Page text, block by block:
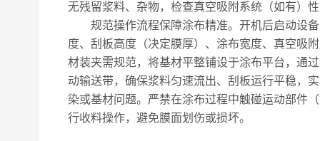
无残留浆料、杂物，检查真空吸附系统（如有）
规范操作流程保障涂布精准。开机后启动设备
度、刮板高度（决定膜厚）、涂布宽度、真空吸
材装夹需规范，将基材平整铺设于涂布平台，通
动输送带，确保浆料匀速流出、刮板运行平稳，
染或基材问题。严禁在涂布过程中触碰运动部件
行收料操作，避免膜面划伤或损坏。